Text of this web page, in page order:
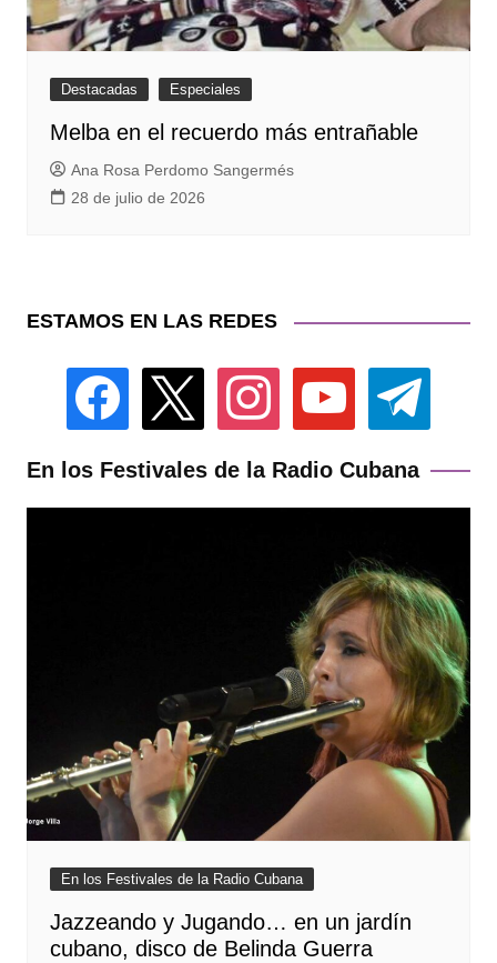
Destacadas Especiales
Melba en el recuerdo más entrañable
Ana Rosa Perdomo Sangermés
28 de julio de 2026
ESTAMOS EN LAS REDES
facebook instagram youtube telegram
En los Festivales de la Radio Cubana
En los Festivales de la Radio Cubana
Jazzeando y Jugando… en un jardín
cubano, disco de Belinda Guerra